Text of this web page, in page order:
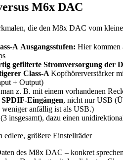
M6x DAC
die den M8x DAC vom
A Ausgangsstufen: Hier kommen
gefilterte Stromversorgung der
Class-A Kopfhörerverstärker
+ Output)
z. B. mit einem vorhandenen
Eingängen, nicht nur USB
anfällig ist als USB.)
insgesamt), dazu einen
edlere, größere Einstellräder
des M8x DAC – konkret